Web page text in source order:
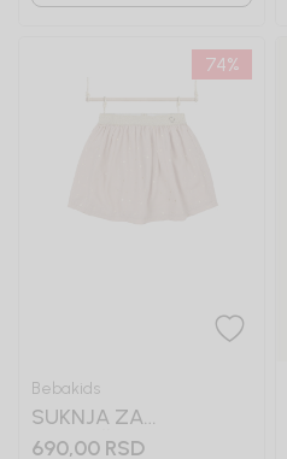
74%
Bebakids
SUKNJA ZA
DEVOJČICE DONA
690,00 RSD